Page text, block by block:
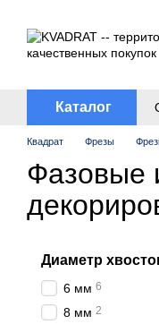
Каталог
Квадрат Фрезы
Фазовые
Диаметр
6 мм 6
8 мм 2